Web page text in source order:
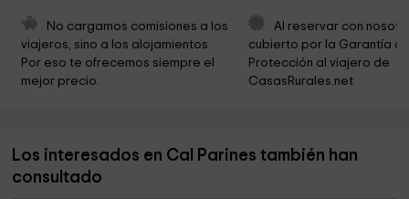
Ayuntamiento de Nulles
Iglesia de Sant Joan Baptista
Ayuntamiento De Montferri 3,5 km
Iglesia Abandonada De La Renault 3,5 km
No cargamos comisiones a los
viajeros, sino a los alojamientos.
Por eso te ofrecemos siempre el
mejor precio.
Al reservar con
cubierto por la Garantía
Protección al viajero de
CasasRurales.net
Los interesados en Cal Parines también han
consultado